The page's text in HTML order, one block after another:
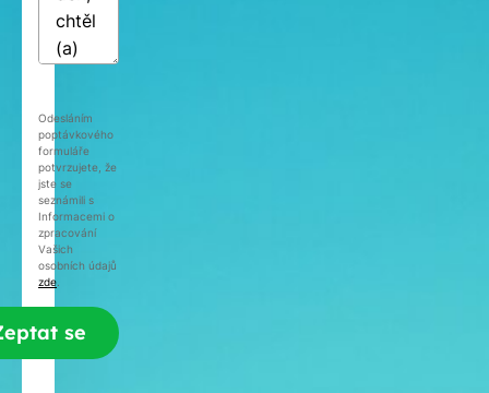
Odesláním
poptávkového
formuláře
potvrzujete, že
jste se
seznámili s
Informacemi o
zpracování
Vašich
osobních údajů
zde